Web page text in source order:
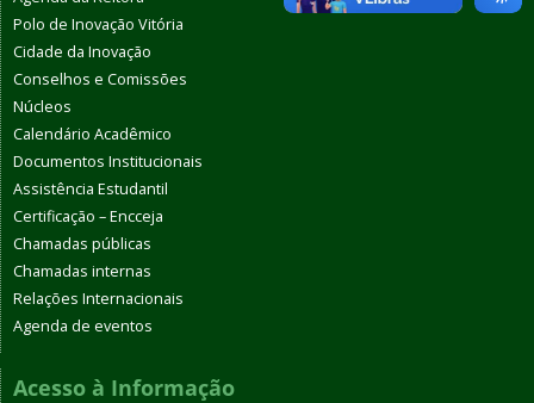
Polo de Inovação Vitória
Cidade da Inovação
Conselhos e Comissões
Núcleos
Calendário Acadêmico
Documentos Institucionais
Assistência Estudantil
Certificação – Encceja
Chamadas públicas
Chamadas internas
Relações Internacionais
Agenda de eventos
Acesso à Informação